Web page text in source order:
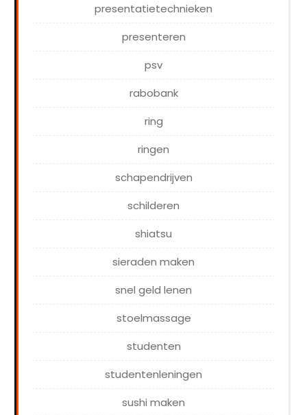
presentatietechnieken
presenteren
psv
rabobank
ring
ringen
schapendrijven
schilderen
shiatsu
sieraden maken
snel geld lenen
stoelmassage
studenten
studentenleningen
sushi maken